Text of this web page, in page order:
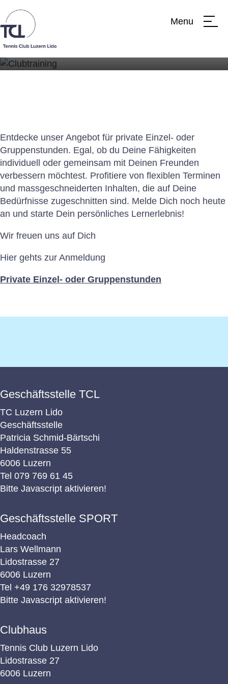
Menu
Team
Verein
Clubtraining
Jahresprogramm
Mitgliedschaft
Plätze
Donatoren
Senioren
Interclub
Wettkampf
Home
Impressum
Datenschutz
Entdecke unser Angebot für private Einzel- oder
Gruppenstunden. Egal, ob du Deine Fähigkeiten
individuell oder gemeinsam mit Deinen Freunden
verbessern möchtest. Profitiere von flexiblen Terminen
und massgeschneiderten Inhalten, die auf Deine
Bedürfnisse zugeschnitten sind. Melde Dich noch heute
an und starte Dein persönliches Lernerlebnis!
Wir freuen uns auf Dich
Hier gehts zur Anmeldung
Private Einzel- oder Gruppenstunden
Geschäftsstelle TCL
TC Luzern Lido
Geschäftsstelle
Patricia Schmid-Bärtschi
Haldenstrasse 55
6006 Luzern
Tel 079 769 61 45
Bitte Javascript aktivieren!
Geschäftsstelle SPORT
Headcoach
Lars Wellmann
Lidostrasse 27
6006 Luzern
Tel +49 176 32978537
Bitte Javascript aktivieren!
Clubhaus
Tennis Club Luzern Lido
Lidostrasse 27
6006 Luzern